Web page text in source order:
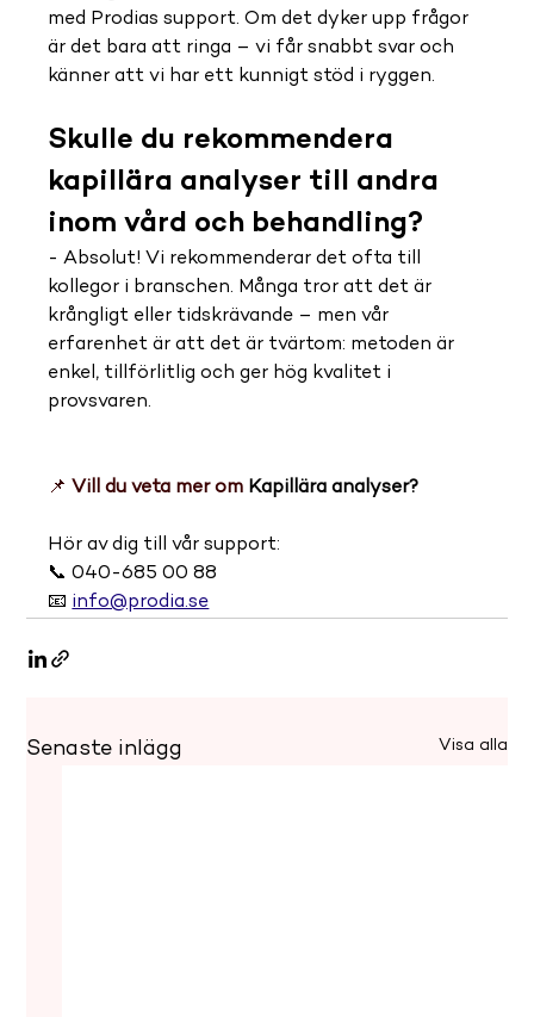
med Prodias support. Om det dyker upp frågor
är det bara att ringa – vi får snabbt svar och
känner att vi har ett kunnigt stöd i ryggen.
Skulle du rekommendera
kapillära analyser till andra
inom vård och behandling?
- Absolut! Vi rekommenderar det ofta till
kollegor i branschen. Många tror att det är
krångligt eller tidskrävande – men vår
erfarenhet är att det är tvärtom: metoden är
enkel, tillförlitlig och ger hög kvalitet i
provsvaren.
📌 Vill du veta mer om Kapillära analyser?
Hör av dig till vår support:
📞 040-685 00 88
📧 info@prodia.se
Senaste inlägg Visa alla